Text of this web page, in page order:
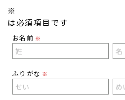
※
は必須項目です
お名前 ※
ふりがな ※